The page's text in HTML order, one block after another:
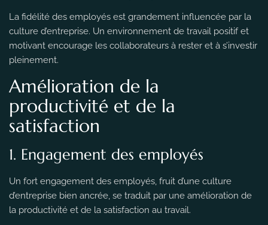
La fidélité des employés est grandement influencée par la
culture d’entreprise. Un environnement de travail positif et
motivant encourage les collaborateurs à rester et à s’investir
pleinement.
Amélioration de la
productivité et de la
satisfaction
1. Engagement des employés
Un fort engagement des employés, fruit d’une culture
d’entreprise bien ancrée, se traduit par une amélioration de
la productivité et de la satisfaction au travail.